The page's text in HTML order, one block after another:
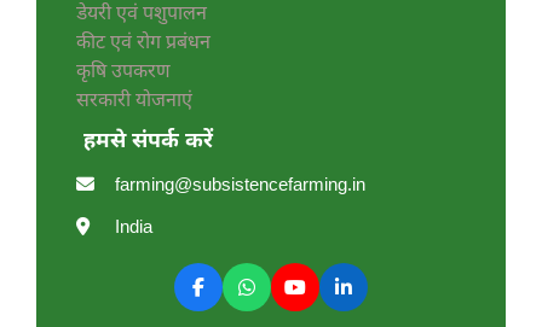
डेयरी एवं पशुपालन
कीट एवं रोग प्रबंधन
कृषि उपकरण
सरकारी योजनाएं
हमसे संपर्क करें
farming@subsistencefarming.in
India